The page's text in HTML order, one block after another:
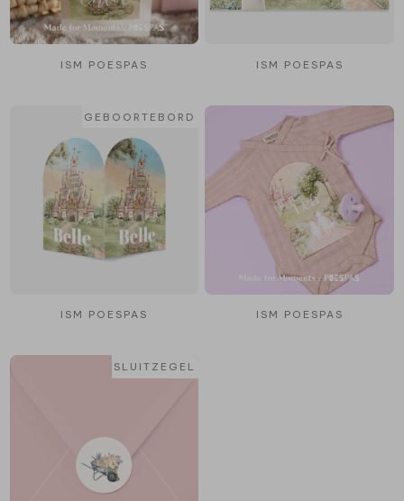
ISM POESPAS ISM POESPAS
GEBOORTEBORD
ISM POESPAS ISM POESPAS
SLUITZEGEL